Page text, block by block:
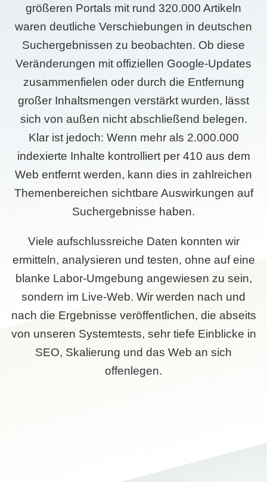
größeren Portals mit rund 320.000 Artikeln
waren deutliche Verschiebungen in deutschen
Suchergebnissen zu beobachten. Ob diese
Veränderungen mit offiziellen Google-Updates
zusammenfielen oder durch die Entfernung
großer Inhaltsmengen verstärkt wurden, lässt
sich von außen nicht abschließend belegen.
Klar ist jedoch: Wenn mehr als 2.000.000
indexierte Inhalte kontrolliert per 410 aus dem
Web entfernt werden, kann dies in zahlreichen
Themenbereichen sichtbare Auswirkungen auf
Suchergebnisse haben.
Viele aufschlussreiche Daten konnten wir
ermitteln, analysieren und testen, ohne auf eine
blanke Labor-Umgebung angewiesen zu sein,
sondern im Live-Web. Wir werden nach und
nach die Ergebnisse veröffentlichen, die abseits
von unseren Systemtests, sehr tiefe Einblicke in
SEO, Skalierung und das Web an sich
offenlegen.